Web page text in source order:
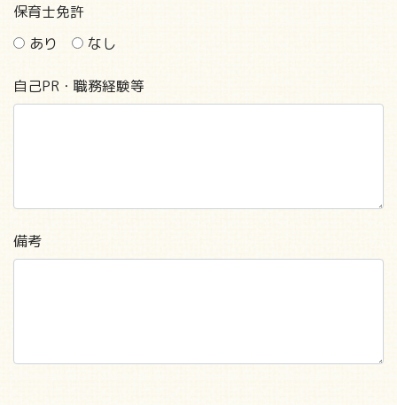
保育士免許
あり
なし
自己PR・職務経験等
備考